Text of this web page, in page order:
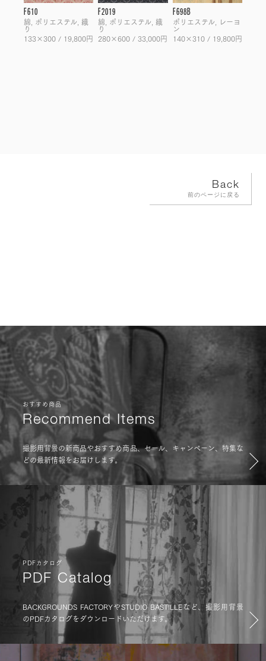
F610
綿, ポリエステル, 織
り
133×300 / 19,800円
F2019
綿, ポリエステル, 織
り
280×600 / 33,000円
F698B
ポリエステル, レーヨ
ン
140×310 / 19,800円
Back
前のページに戻る
おすすめ商品
Recommend Items
撮影用背景の新商品やおすすめ商品、セール、キャンペーン、特集な
どの最新情報をお届けします。
PDFカタログ
PDF Catalog
BACKGROUNDS FACTORYやSTUDIO BASTILLEなど、撮影用背景
のPDFカタログをダウンロードいただけます。